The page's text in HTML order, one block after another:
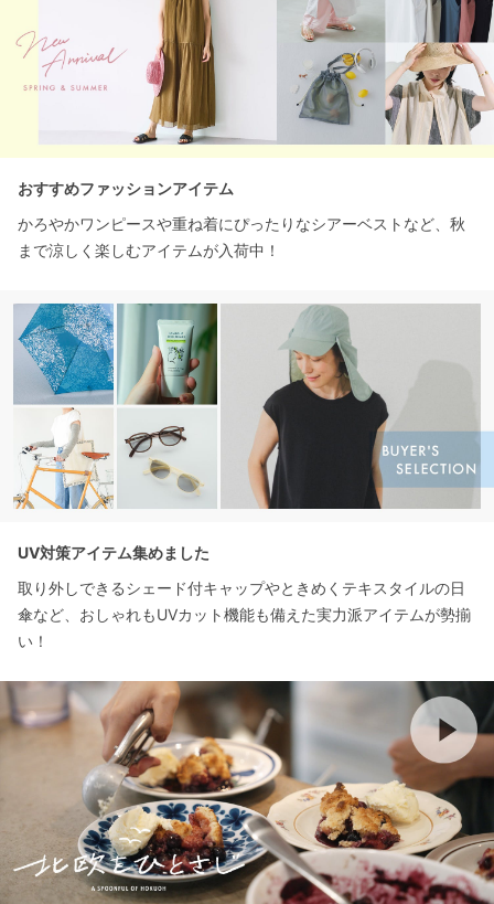
おすすめファッションアイテム
かろやかワンピースや重ね着にぴったりなシアーベストなど、秋
まで涼しく楽しむアイテムが入荷中！
UV対策アイテム集めました
取り外しできるシェード付キャップやときめくテキスタイルの日
傘など、おしゃれもUVカット機能も備えた実力派アイテムが勢揃
い！